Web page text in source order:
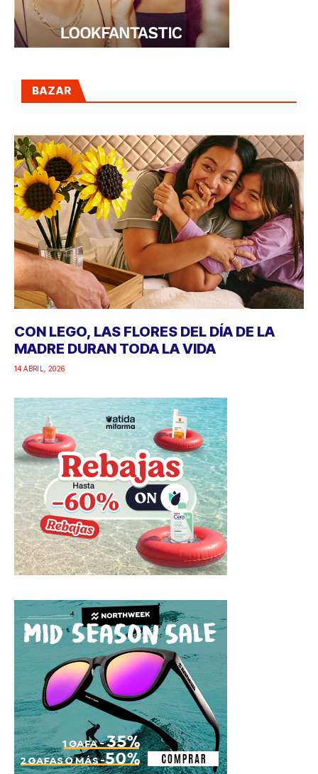
BAZAR
CON LEGO, LAS FLORES DEL DÍA DE LA
MADRE DURAN TODA LA VIDA
14 ABRIL, 2026